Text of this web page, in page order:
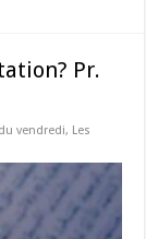
Pr.
vendredi, Les